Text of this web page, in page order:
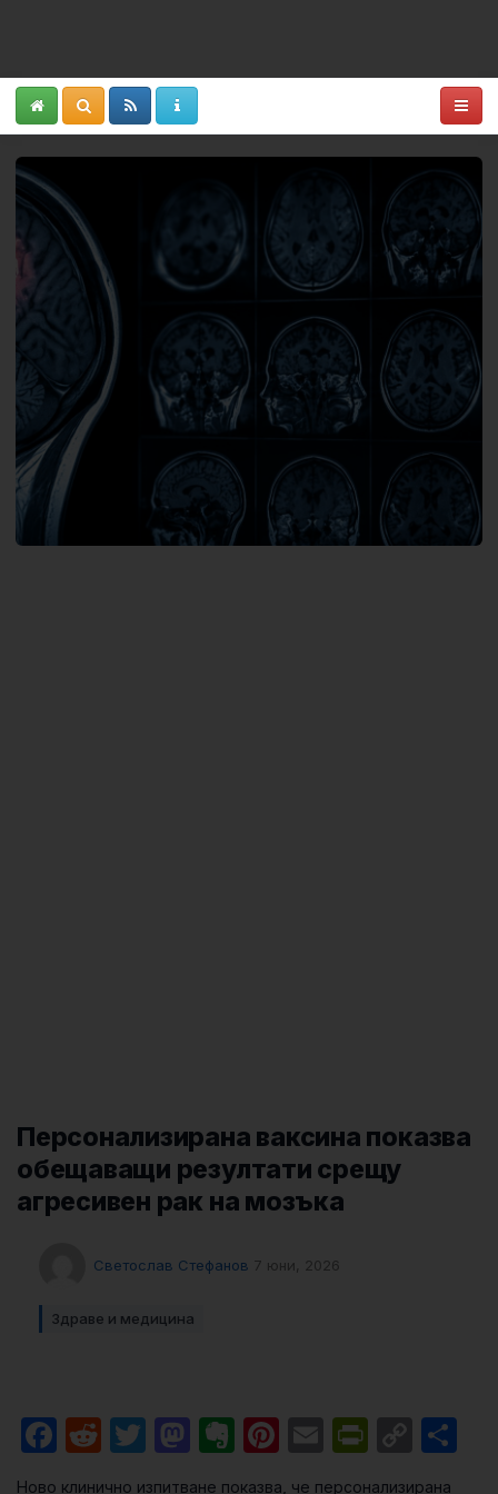
Персонализирана ваксина показва
обещаващи резултати срещу
агресивен рак на мозъка
Светослав Стефанов 7 юни, 2026
Здраве и медицина
Facebook
RedditTwitter
Mastodon
Evernote
Pinterest
Email
Ново клинично изпитване показва, че персонализирана